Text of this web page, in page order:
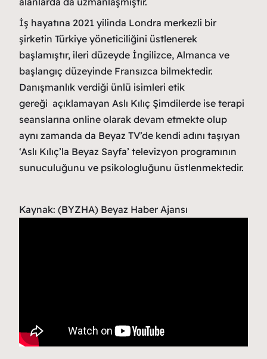
İş hayatına 2021 yilinda Londra merkezli bir
şirketin Türkiye yöneticiliğini üstlenerek
başlamıştır, ileri düzeyde İngilizce, Almanca ve
başlangıç düzeyinde Fransızca bilmektedir.
Danışmanlık verdiği ünlü isimleri etik
gereği açıklamayan Aslı Kılıç Şimdilerde ise terapi
seanslarına online olarak devam etmekte olup
aynı zamanda da Beyaz TV’de kendi adını taşıyan
‘Aslı Kılıç’la Beyaz Sayfa’ televizyon programının
sunuculuğunu ve psikologluğunu üstlenmektedir.
Kaynak: (BYZHA) Beyaz Haber Ajansı